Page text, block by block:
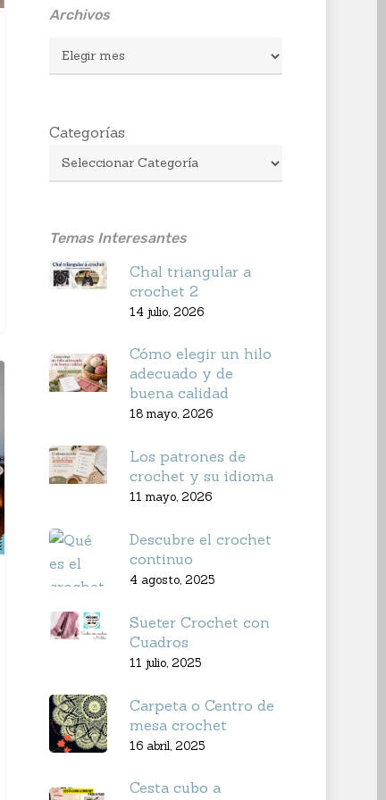
Archivos
Archivos
Categorías
Temas Interesantes
Chal triangular a
crochet 2
14 julio, 2026
Cómo elegir un hilo
adecuado y de
buena calidad
18 mayo, 2026
Los patrones de
crochet y su idioma
11 mayo, 2026
Descubre el crochet
continuo
4 agosto, 2025
Sueter Crochet con
Cuadros
11 julio, 2025
Carpeta o Centro de
mesa crochet
16 abril, 2025
Cesta cubo a